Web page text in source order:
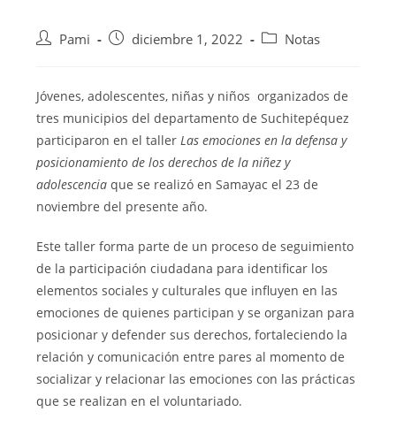
Pami diciembre 1, 2022 Notas
Jóvenes, adolescentes, niñas y niños organizados de
tres municipios del departamento de Suchitepéquez
participaron en el tallerLas emociones en la defensa y
posicionamiento de los derechos de la niñez y
adolescencia que se realizó en Samayac el 23 de
noviembre del presente año.
Este taller forma parte de un proceso de seguimiento
de la participación ciudadana para identificar los
elementos sociales y culturales que influyen en las
emociones de quienes participan y se organizan para
posicionar y defender sus derechos, fortaleciendo la
relación y comunicación entre pares al momento de
socializar y relacionar las emociones con las prácticas
que se realizan en el voluntariado.